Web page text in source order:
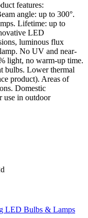
features:
angle: up to 300°.
Lifetime: up to
LED
luminous flux
No UV and near-
light, no warm-up time.
bulbs. Lower thermal
product). Areas of
Domestic
use in outdoor
LED Bulbs & Lamps